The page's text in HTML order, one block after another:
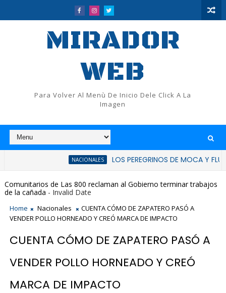
MIRADOR
WEB
Para Volver Al Menù De Inicio Dele Click A La
Imagen
LOS PEREGRINOS DE MOCA Y FLUP
Comunitarios de Las 800 reclaman al Gobierno terminar trabajos
de la cañada - Invalid Date
Home Nacionales
CUENTA CÓMO DE ZAPATERO PASÓ A
VENDER POLLO HORNEADO Y CREÓ MARCA DE IMPACTO
CUENTA CÓMO DE ZAPATERO PASÓ A
VENDER POLLO HORNEADO Y CREÓ
MARCA DE IMPACTO